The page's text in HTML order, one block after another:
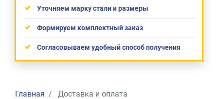
Уточняем марку стали и размеры
Формируем комплектный заказ
Согласовываем удобный способ получения
Главная Доставка и оплата